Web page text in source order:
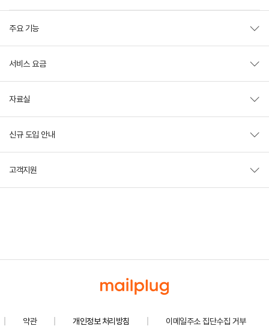
주요 기능
서비스 요금
자료실
신규 도입 안내
고객지원
약관 개인정보 처리방침 이메일주소 집단수집 거부